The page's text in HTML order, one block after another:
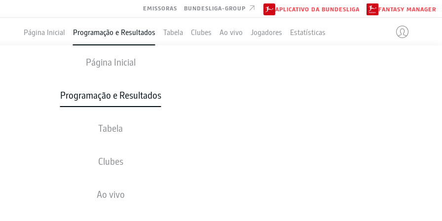
EMISSORAS BUNDESLIGA-GROUP APLICATIVO DA BUNDESLIGA FANTASY MANAGER
Página Inicial Programação e Resultados Tabela Clubes Ao vivo Jogadores Estatísticas
Página Inicial
Programação e Resultados
Tabela
Clubes
Ao vivo
WERDER BREMEN MAINZ
ESCALAÇÕES
ter., 02.03.2027 - qui., 04.03.2027